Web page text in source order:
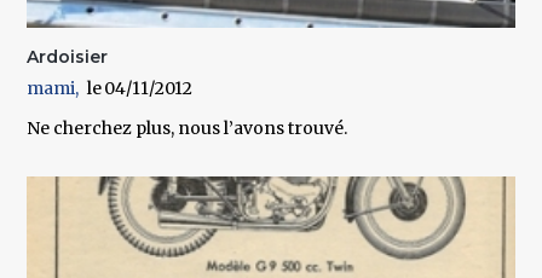
Ardoisier
mami
04/11/2012
Ne cherchez plus, nous l’avons trouvé.